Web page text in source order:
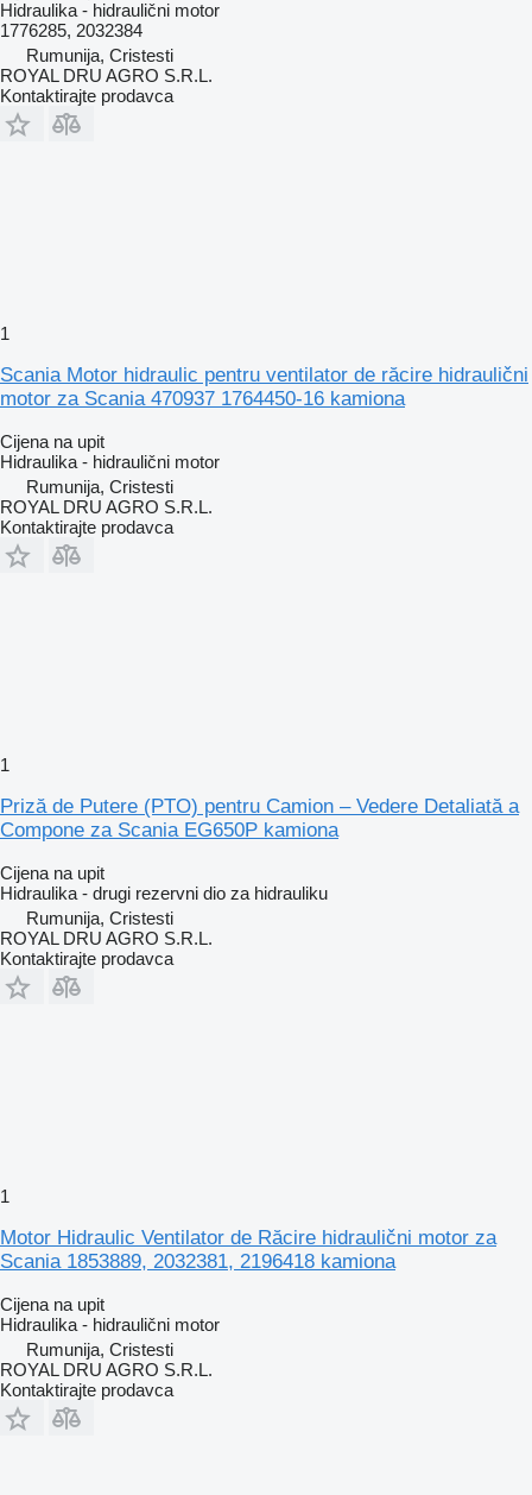
Hidraulika - hidraulični motor
1776285, 2032384
Rumunija, Cristesti
ROYAL DRU AGRO S.R.L.
Kontaktirajte prodavca
1
Scania Motor hidraulic pentru ventilator de răcire hidraulični
motor za Scania 470937 1764450-16 kamiona
Cijena na upit
Hidraulika - hidraulični motor
Rumunija, Cristesti
ROYAL DRU AGRO S.R.L.
Kontaktirajte prodavca
1
Priză de Putere (PTO) pentru Camion – Vedere Detaliată a
Compone za Scania EG650P kamiona
Cijena na upit
Hidraulika - drugi rezervni dio za hidrauliku
Rumunija, Cristesti
ROYAL DRU AGRO S.R.L.
Kontaktirajte prodavca
1
Motor Hidraulic Ventilator de Răcire hidraulični motor za
Scania 1853889, 2032381, 2196418 kamiona
Cijena na upit
Hidraulika - hidraulični motor
Rumunija, Cristesti
ROYAL DRU AGRO S.R.L.
Kontaktirajte prodavca